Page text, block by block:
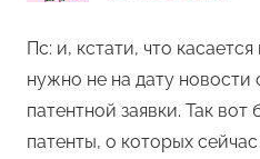
Пс: и, кстати, что
нужно не на дату новости
патентной заявки. Так
патенты, о которых